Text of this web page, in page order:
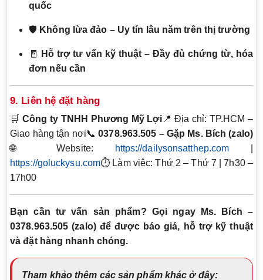
quốc
🛡️ Không lừa đảo – Uy tín lâu năm trên thị trường
🧾
Hỗ trợ tư vấn kỹ thuật – Đầy đủ chứng từ, hóa
đơn nếu cần
9. Liên hệ đặt hàng
🛒Công ty TNHH Phương Mỹ Lợi📍 Địa chỉ: TP.HCM –
Giao hàng tận nơi📞0378.963.505 – Gặp Ms. Bích (zalo)
🌐 Website:
https://dailysonsatthep.com
https://goluckysu.com⏱️ Làm việc: Thứ 2 – Thứ 7 | 7h30 –
17h00
Bạn cần tư vấn sản phẩm? Gọi ngay Ms. Bích –
0378.963.505 (zalo) để được báo giá, hỗ trợ kỹ thuật
và đặt hàng nhanh chóng.
Tham khảo thêm các sản phẩm khác ở đây: